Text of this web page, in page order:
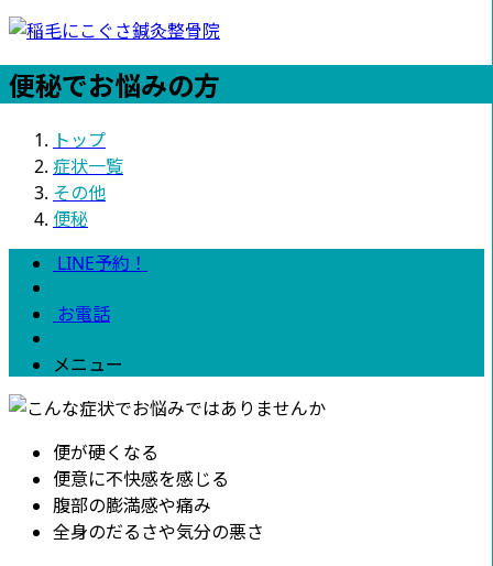
便秘でお悩みの方
トップ
症状一覧
その他
便秘
LINE予約！
お電話
メニュー
便が硬くなる
便意に不快感を感じる
腹部の膨満感や痛み
全身のだるさや気分の悪さ